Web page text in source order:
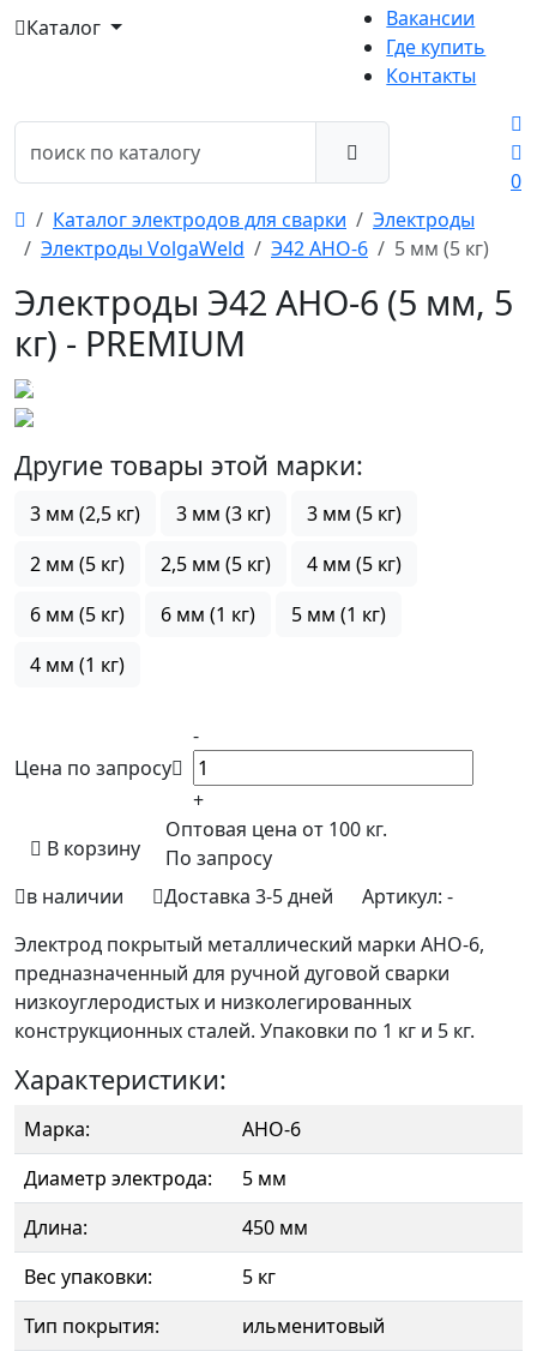
Каталог
Вакансии
Где купить
Контакты
0
Каталог электродов для сварки
Электроды
Электроды VolgaWeld
Э42 АНО-6 5 мм (5 кг)
Электроды Э42 АНО-6 (5 мм, 5
кг) - PREMIUM
Другие товары этой марки:
3 мм (2,5 кг) 3 мм (3 кг)
3 мм (5 кг)
2 мм (5 кг)
2,5 мм (5 кг)
4 мм (5 кг)
6 мм (5 кг)
6 мм (1 кг)
5 мм (1 кг)
4 мм (1 кг)
Цена по запросу
-
+
В корзину
Оптовая цена от 100 кг.
По запросу
в наличии
Доставка 3-5 дней Артикул: -
Электрод покрытый металлический марки АНО-6,
предназначенный для ручной дуговой сварки
низкоуглеродистых и низколегированных
конструкционных сталей. Упаковки по 1 кг и 5 кг.
Характеристики:
Марка:
АНО-6
Диаметр электрода:
5 мм
Длина:
450 мм
Вес упаковки:
5 кг
Тип покрытия:
ильменитовый